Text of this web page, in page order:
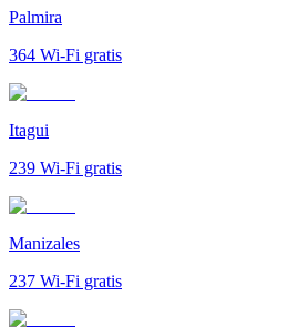
Palmira
364 Wi-Fi gratis
Itagui
239 Wi-Fi gratis
Manizales
237 Wi-Fi gratis